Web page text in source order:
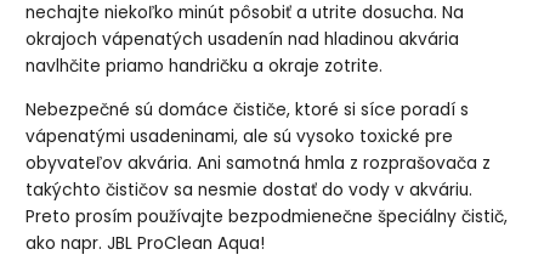
nechajte niekoľko minút pôsobiť a utrite dosucha. Na
okrajoch vápenatých usadenín nad hladinou akvária
navlhčite priamo handričku a okraje zotrite.
Nebezpečné sú domáce čističe, ktoré si síce poradí s
vápenatými usadeninami, ale sú vysoko toxické pre
obyvateľov akvária. Ani samotná hmla z rozprašovača z
takýchto čističov sa nesmie dostať do vody v akváriu.
Preto prosím používajte bezpodmienečne špeciálny čistič,
ako napr. JBL ProClean Aqua!